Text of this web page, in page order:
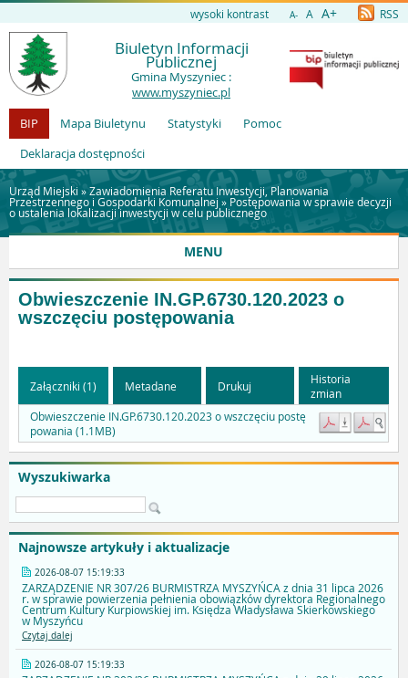
wysoki kontrast A- A A+ RSS
Biuletyn Informacji
Publicznej
Gmina Myszyniec :
www.myszyniec.pl
BIP
Mapa Biuletynu Statystyki
Pomoc
Deklaracja dostępności
Urząd Miejski »Zawiadomienia Referatu Inwestycji, Planowania
Przestrzennego i Gospodarki Komunalnej » Postępowania w sprawie decyzji
o ustalenia lokalizacji inwestycji w celu publicznego
MENU
Wyszukiwarka
Najnowsze artykuły i aktualizacje
2026-08-07 15:19:33
ZARZĄDZENIE NR 307/26 BURMISTRZA MYSZYŃCA z dnia 31 lipca 2026
r. w sprawie powierzenia pełnienia obowiązków dyrektora Regionalnego
Centrum Kultury Kurpiowskiej im. Księdza Władysława Skierkowskiego
w Myszyńcu
Czytaj dalej
2026-08-07 15:19:33
Obwieszczenie IN.GP.6730.120.2023 o
wszczęciu postępowania
Załączniki (1) Metadane Drukuj
Historia
zmian
Obwieszczenie IN.GP.6730.120.2023 o wszczęciu postę
powania (1.1MB)